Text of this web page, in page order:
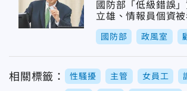
國防部「低級錯誤
立雄、情報員個資
開轟了
國防部 政風室
相關標籤： 性騷擾 主管 女員工